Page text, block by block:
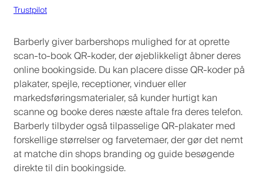
Trustpilot
Barberly giver barbershops mulighed for at oprette
scan-to-book QR-koder, der øjeblikkeligt åbner deres
online bookingside. Du kan placere disse QR-koder på
plakater, spejle, receptioner, vinduer eller
markedsføringsmaterialer, så kunder hurtigt kan
scanne og booke deres næste aftale fra deres telefon.
Barberly tilbyder også tilpasselige QR-plakater med
forskellige størrelser og farvetemaer, der gør det nemt
at matche din shops branding og guide besøgende
direkte til din bookingside.